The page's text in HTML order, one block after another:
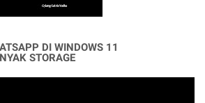
DI WINDOWS 11
STORAGE